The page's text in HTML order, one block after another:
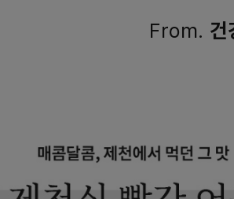
From. 건